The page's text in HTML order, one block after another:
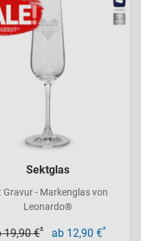
Sektglas
Gravur - Markenglas von
Leonardo®
19,90 €* ab 12,90 €*